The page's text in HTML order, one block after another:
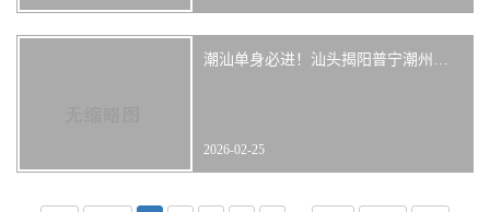
群！🏆战绩惊人，用数据说话创群仅一年时
间：✅ 成功结婚不低于50对！✅ 成功脱单不
低于100对！✅ 总群友突破3000人！这个数
潮汕单身必进！汕头揭阳普宁潮州最大的微信相亲群，进群只要100多！
2026-02-25